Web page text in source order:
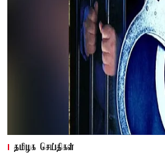
தமிழக செய்திகள்